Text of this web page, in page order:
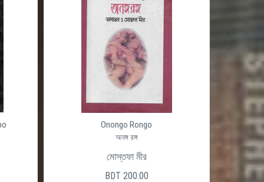
Onongo Rongo
অনঙ্গ রঙ্গ
মোস্তফা মীর
BDT 200.00